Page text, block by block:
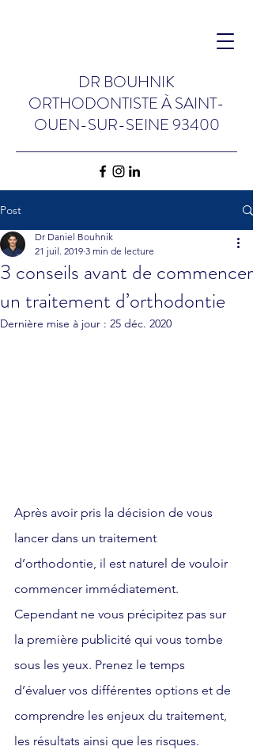
DR BOUHNIK
ORTHODONTISTEÀSAINT-
OUEN-SUR-SEINE 93400
Post
3 conseils avant de commencer
un traitement d’orthodontie
Dr Daniel Bouhnik
21 juil. 2019 3 min de lecture
Dernière mise à jour : 25 déc. 2020
Après avoir pris la décision de vous
lancer dans un traitement
d’orthodontie, il est naturel de vouloir
commencer immédiatement.
Cependant ne vous précipitez pas sur
la première publicité qui vous tombe
sous les yeux. Prenez le temps
d’évaluer vos différentes options et de
comprendre les enjeux du traitement,
les résultats ainsi que les risques.